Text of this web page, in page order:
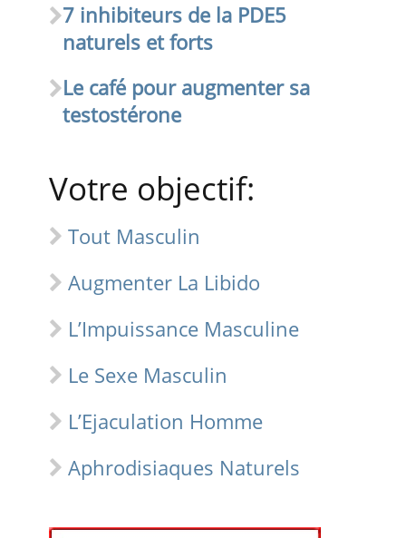
7 inhibiteurs de la PDE5
naturels et forts
Le café pour augmenter sa
testostérone
Votre objectif:
Tout Masculin
Augmenter La Libido
L’Impuissance Masculine
Le Sexe Masculin
L’Ejaculation Homme
Aphrodisiaques Naturels